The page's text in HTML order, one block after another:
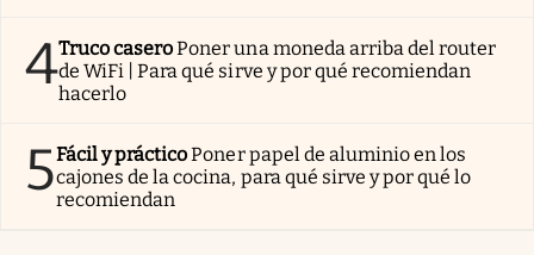
4Truco caseroPoner una moneda arriba del router
de WiFi | Para qué sirve y por qué recomiendan
hacerlo
5Fácil y prácticoPoner papel de aluminio en los
cajones de la cocina, para qué sirve y por qué lo
recomiendan